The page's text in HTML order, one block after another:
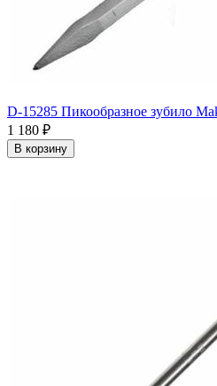
D-15285 Пикообразное зубило
1 180 ₽
В корзину